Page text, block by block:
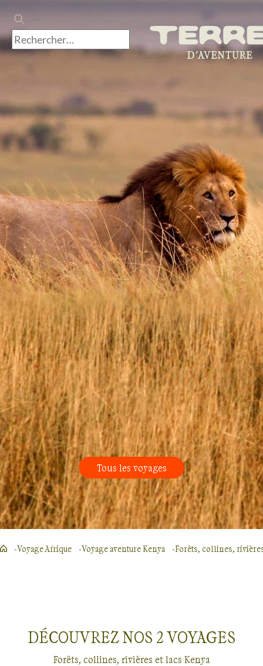
Tous les voyages
Voyage Afrique Voyage aventure Kenya Forêts, collines,
DÉCOUVREZ NOS 2VOYAGES
Forêts, collines, rivières et lacs Kenya